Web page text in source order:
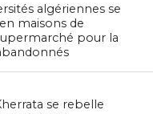
algériennes se
maisons de
pour la
se rebelle